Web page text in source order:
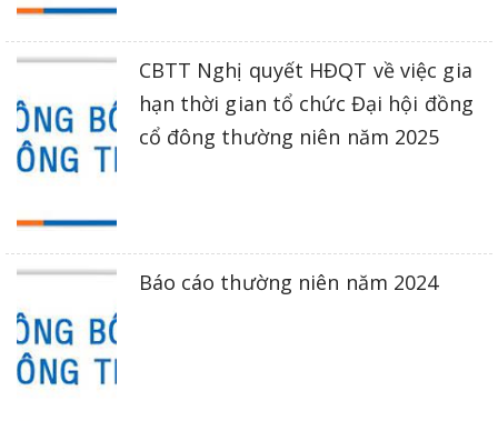
CBTT Nghị quyết HĐQT về việc gia
hạn thời gian tổ chức Đại hội đồng
cổ đông thường niên năm 2025
Báo cáo thường niên năm 2024